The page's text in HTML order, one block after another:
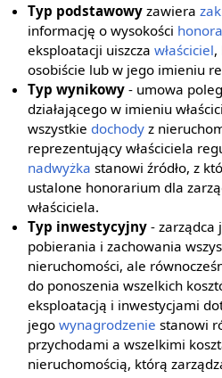
Typ podstawowy zawiera
informację o wysokości
eksploatacji uiszczawłaściciel,
osobiście lub w jego imieniu
Typ wynikowy - umowa
działającego w imieniu
wszystkie dochody z
reprezentujący właściciela
nadwyżka stanowi źródło, z
ustalone honorarium dla
właściciela.
Typ inwestycyjny - zarządca
pobierania i zachowania
nieruchomości, ale
do ponoszenia wszelkich
eksploatacją i inwestycjami
jegowynagrodzenie stanowi
przychodami a wszelkimi
nieruchomością, którą